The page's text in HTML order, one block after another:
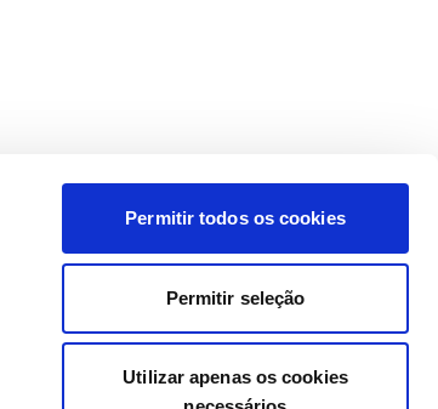
Permitir todos os cookies
Permitir seleção
Utilizar apenas os cookies